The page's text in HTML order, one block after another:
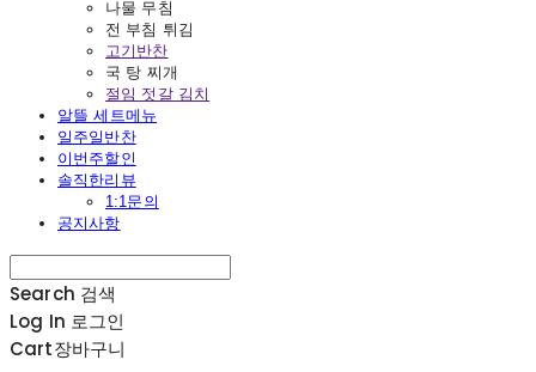
나물 무침
전 부침 튀김
고기반찬
국 탕 찌개
절임 젓갈 김치
알뜰 세트메뉴
일주일반찬
이번주할인
솔직한리뷰
1:1문의
공지사항
Search 검색
Log In 로그인
Cart장바구니